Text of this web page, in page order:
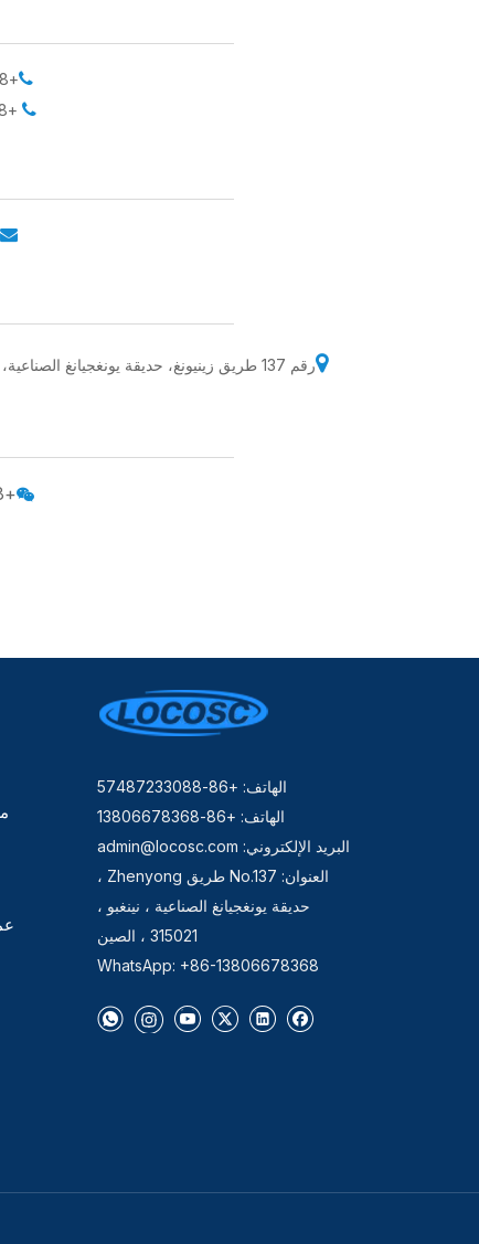

+0086-57487233088

+0086-13806678368

رقم 137 طريق زينيونغ، حديقة يونغجيانغ الصناعية، نينغبو، 315021، الصين

+86-13806678368
الهاتف: +86-57487233088
الهاتف: +86-13806678368
البريد الإلكتروني: admin@locosc.com
العنوان: No.137 طريق Zhenyong ،
حديقة يونغجيانغ الصناعية ، نينغبو ،
315021 ، الصين
WhatsApp: +86-13806678368